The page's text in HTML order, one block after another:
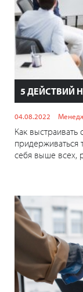
5 ДЕЙСТВИЙ
04.08.2022
Как
придерживаться
себя выше всех,